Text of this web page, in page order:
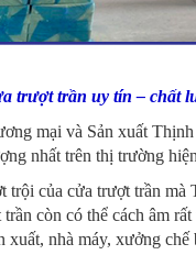
trượt trần uy tín – chất
mại và Sản xuất
nhất trên thị trường
trội của cửa trượt trần mà
còn có thể cách âm
xuất, nhà máy, xưởng